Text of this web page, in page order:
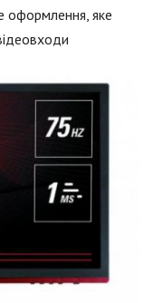
оформлення, яке